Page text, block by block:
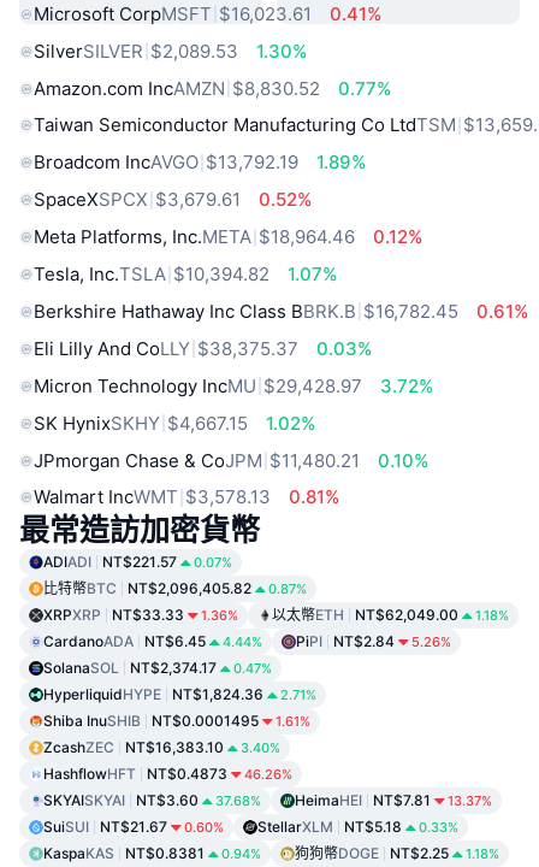
Microsoft CorpMSFT $16,023.61
0.41%
SilverSILVER $2,089.53
1.30%
Amazon.com IncAMZN $8,830.52
0.77%
Taiwan Semiconductor Manufacturing Co LtdTSM
Broadcom IncAVGO $13,792.19
1.89%
SpaceXSPCX $3,679.61
0.52%
Meta Platforms, Inc.META $18,964.46
0.12%
Tesla, Inc.TSLA $10,394.82
1.07%
Berkshire Hathaway Inc Class BBRK.B $16,782.45
0.61%
Eli Lilly And CoLLY $38,375.37
0.03%
Micron Technology IncMU $29,428.97
3.72%
SK HynixSKHY $4,667.15
1.02%
JPmorgan Chase & CoJPM $11,480.21
0.10%
Walmart IncWMT $3,578.13 0.81%
最常造訪加密貨幣
ADIADI NT$221.57 0.07%
比特幣BTC NT$2,096,405.82 0.87%
XRPXRP NT$33.33 1.36% 以太幣ETH NT$62,049.00 1.18%
CardanoADA NT$6.45 4.44% PiPI NT$2.84 5.26%
SolanaSOL NT$2,374.17 0.47%
HyperliquidHYPE NT$1,824.36 2.71%
Shiba InuSHIB NT$0.0001495 1.61%
ZcashZEC NT$16,383.10 3.40%
HashflowHFT NT$0.4873 46.26%
SKYAISKYAI NT$3.60 37.68% HeimaHEI NT$7.81 13.37%
SuiSUI NT$21.67 0.60% StellarXLM NT$5.18 0.33%
KaspaKAS NT$0.8381 0.94% 狗狗幣DOGE NT$2.25 1.18%